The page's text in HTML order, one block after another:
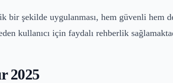
şekilde uygulanması, hem güvenli hem
kullanıcı için faydalı rehberlik
2025